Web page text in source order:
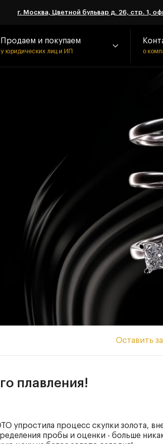
г. Москва, Цветной бульвар д. 26, стр. 1,
Продаем и покупаем
у юридических лиц и ИП о
Оставить
плавления!
упростила процесс скупки золота,
пробы и оценки - больше